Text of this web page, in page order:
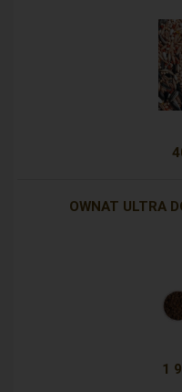
OWNAT ULTRA
1